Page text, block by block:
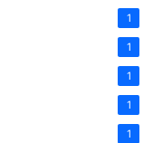
1
1
1
1
1